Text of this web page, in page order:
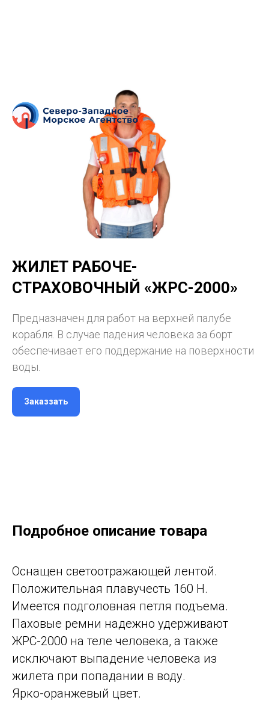
ЖИЛЕТ РАБОЧЕ-
СТРАХОВОЧНЫЙ «ЖРС-2000»
Предназначен для работ на верхней палубе
корабля. В случае падения человека за борт
обеспечивает его поддержание на поверхности
воды.
Заказзать
Подробное описание товара
Оснащен светоотражающей лентой.
Положительная плавучесть 160 Н.
Имеется подголовная петля подъема.
Паховые ремни надежно удерживают
ЖРС-2000 на теле человека, а также
исключают выпадение человека из
жилета при попадании в воду.
Ярко-оранжевый цвет.